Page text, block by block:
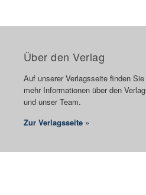
Über den Verlag
Auf unserer Verlagsseite finden Sie
mehr Informationen über den Verlag
und unser Team.
Zur Verlagsseite »